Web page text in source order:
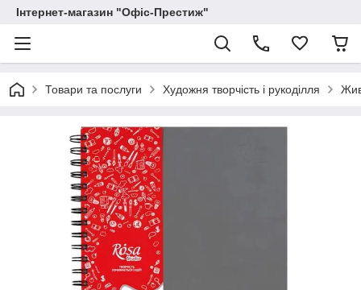
Інтернет-магазин "Офіс-Престиж"
Товари та послуги Художня творчість і рукоділля